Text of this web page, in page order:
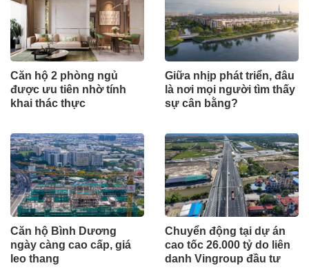
Căn hộ 2 phòng ngủ
được ưu tiên nhờ tính
khai thác thực
Giữa nhịp phát triển, đâu
là nơi mọi người tìm thấy
sự cân bằng?
Căn hộ Bình Dương
ngày càng cao cấp, giá
leo thang
Chuyển động tại dự án
cao tốc 26.000 tỷ do liên
danh Vingroup đầu tư